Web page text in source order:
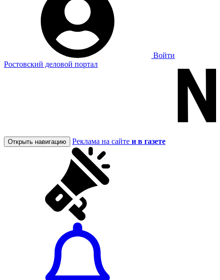
Войти
Ростовский деловой портал
Открыть навигацию Реклама на сайте и в газете